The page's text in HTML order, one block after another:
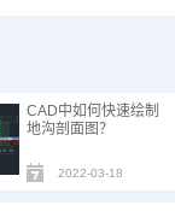
CAD中如何快速绘制
地沟剖面图？
2022-03-18